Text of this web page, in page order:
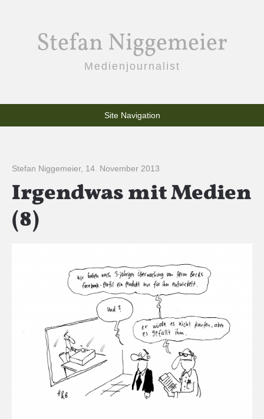
Stefan Niggemeier
Medienjournalist
Site Navigation
Stefan Niggemeier, 14. November 2013
Irgendwas mit Medien
(8)